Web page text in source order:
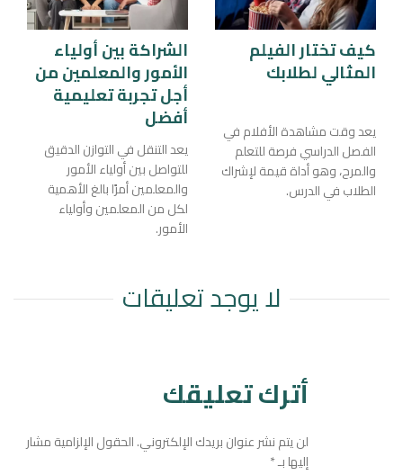
الشراكة بين أولياء
الأمور والمعلمين من
أجل تجربة تعليمية
أفضل
يعد التنقل في التوازن الدقيق
للتواصل بين أولياء الأمور
والمعلمين أمرًا بالغ الأهمية
لكل من المعلمين وأولياء
الأمور.
كيف تختار الفيلم
المثالي لطلابك
يعد وقت مشاهدة الأفلام في
الفصل الدراسي فرصة للتعلم
والمرح، وهو أداة قيمة لإشراك
الطلاب في الدرس.
لا يوجد تعليقات
أترك تعليقك
لن يتم نشر عنوان بريدك الإلكتروني.الحقول الإلزامية مشار
إليها بـ*